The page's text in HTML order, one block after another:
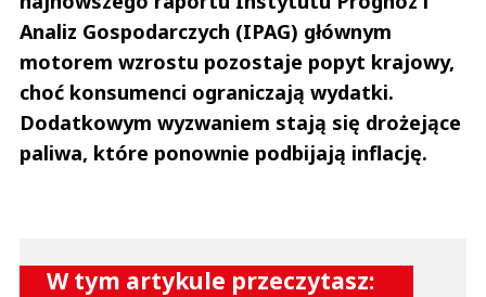
Analiz Gospodarczych (IPAG) głównym
motorem wzrostu pozostaje popyt krajowy,
choć konsumenci ograniczają wydatki.
Dodatkowym wyzwaniem stają się drożejące
paliwa, które ponownie podbijają inflację.
W tym artykule przeczytasz: